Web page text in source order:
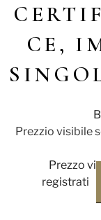
CE,
Prezzio visibile
Prezzo
registrati